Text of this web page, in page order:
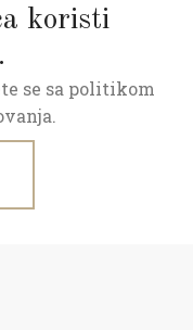
koristi
se sa politikom